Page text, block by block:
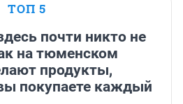
ТОП 5
почти никто не
на тюменском
продукты,
покупаете каждый